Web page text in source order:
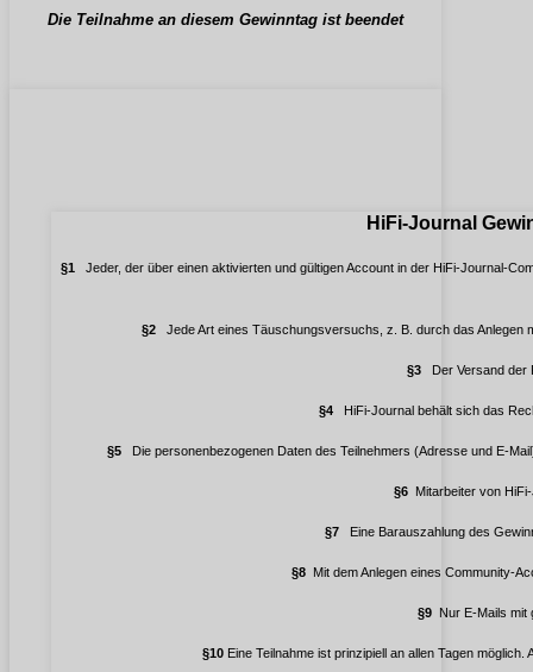
Die Teilnahme an diesem Gewinntag ist beendet
HiFi-Journal
§1 Jeder, der über einen aktivierten und gültigen Account in der HiFi-Journal-
§2 Jede Art eines Täuschungsversuchs, z. B. durch das
§3 Der Versand der
§4 HiFi-Journal behält sich das
§5 Die personenbezogenen Daten des Teilnehmers (Adresse und E-
§6Mitarbeiter von HiFi-
§7 Eine Barauszahlung des
§8Mit dem Anlegen eines Community-
§9 Nur E-Mails mit
§10 Eine Teilnahme ist prinzipiell an allen Tagen